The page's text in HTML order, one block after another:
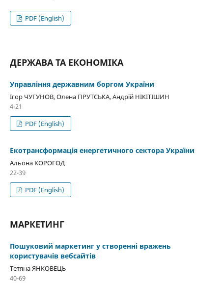
PDF (English)
ДЕРЖАВА ТА ЕКОНОМІКА
Управління державним боргом України
Ігор ЧУГУНОВ, Олена ПРУТСЬКА, Андрій НІКІТІШИН
4-21
PDF (English)
Екотрансформація енергетичного сектора України
Альона КОРОГОД
22-39
PDF (English)
МАРКЕТИНГ
Пошуковий маркетинг у створенні вражень
користувачів вебсайтів
Тетяна ЯНКОВЕЦЬ
40-69